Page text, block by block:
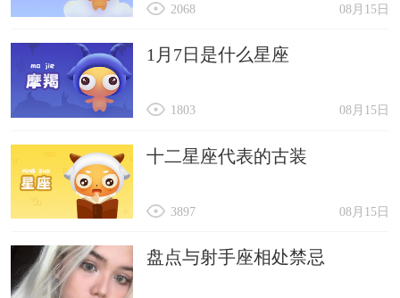
08月15日
2068
1月7日是什么星座
08月15日
1803
十二星座代表的古装
08月15日
3897
盘点与射手座相处禁忌